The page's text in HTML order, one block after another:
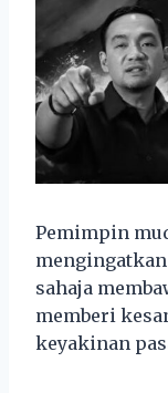
Pemimpin
sahaja
memberi
keyakinan